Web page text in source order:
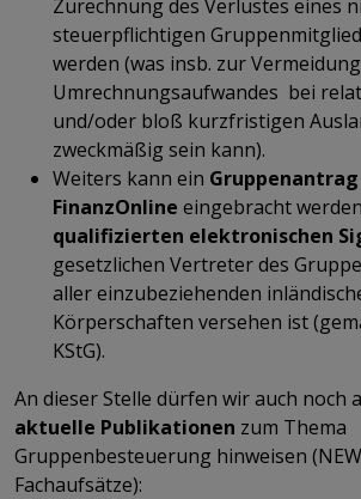
Zurechnung des Verlustes eines
steuerpflichtigen
werden (was insb. zur
Umrechnungsaufwandes bei
und/oder bloß kurzfristigen
zweckmäßig sein kann).
Weiters kann ein Gruppenantrag
FinanzOnline eingebracht
qualifizierten elektronischen
gesetzlichen Vertreter des
aller einzubeziehenden
Körperschaften versehen ist
KStG).
An dieser Stelle dürfen wir auch noch
aktuelle Publikationen zum Thema
Gruppenbesteuerung hinweisen
Fachaufsätze):